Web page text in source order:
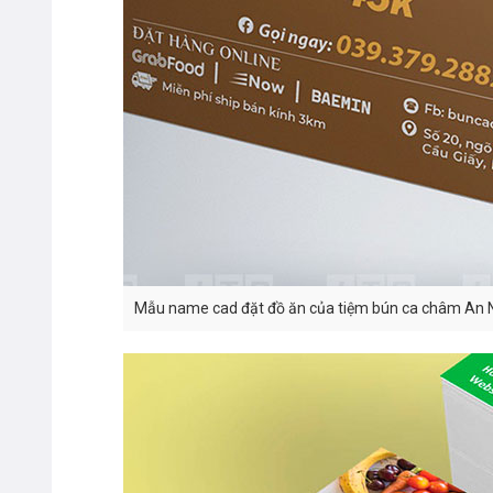
Mẫu name cad đặt đồ ăn của tiệm bún ca châm An